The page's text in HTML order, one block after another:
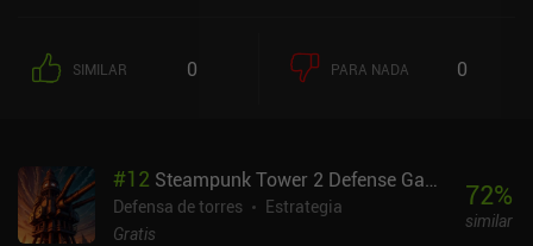
SIMILAR 0 PARA NADA 0
#12 Steampunk Tower 2 Defense Game
Defensa de torres
Estrategia
Gratis
72%
similar